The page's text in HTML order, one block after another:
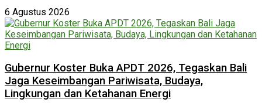
6 Agustus 2026
Gubernur Koster Buka APDT 2026, Tegaskan Bali
Jaga Keseimbangan Pariwisata, Budaya,
Lingkungan dan Ketahanan Energi